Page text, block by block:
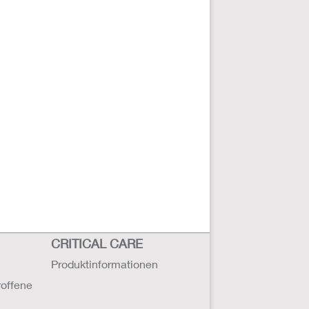
CRITICAL CARE
Produktinformationen